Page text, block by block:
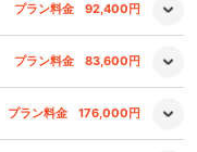
プラン料金 92,400円
プラン料金 83,600円
プラン料金 176,000円